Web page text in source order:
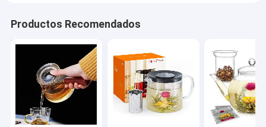
Productos Recomendados